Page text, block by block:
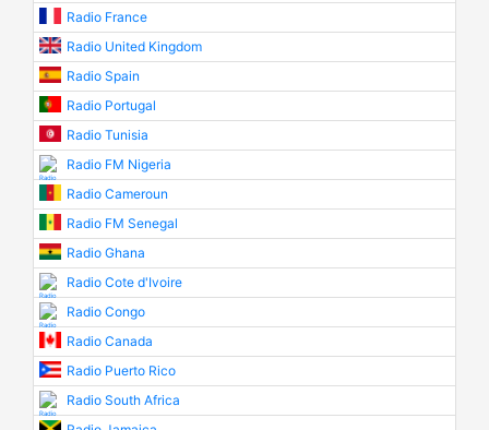
Radio France
Radio United Kingdom
Radio Spain
Radio Portugal
Radio Tunisia
Radio FM Nigeria
Radio Cameroun
Radio FM Senegal
Radio Ghana
Radio Cote d'Ivoire
Radio Congo
Radio Canada
Radio Puerto Rico
Radio South Africa